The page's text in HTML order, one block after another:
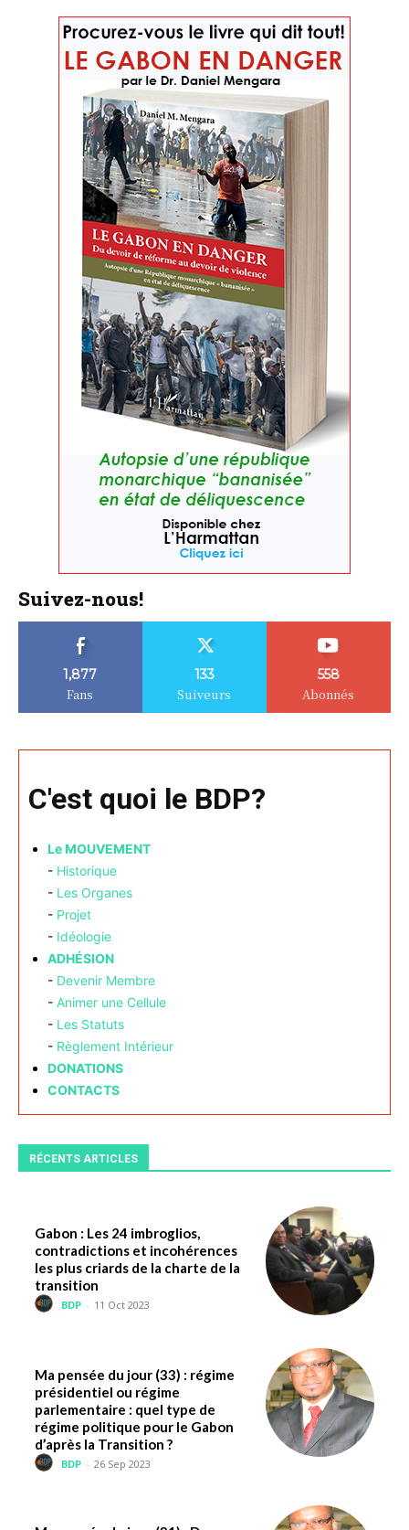
Suivez-nous!
1,877
Fans
133
Suiveurs
558
Abonnés
C'est quoi le BDP?
Le MOUVEMENT
- Historique
- Les Organes
- Projet
- Idéologie
ADHÉSION
- Devenir Membre
- Animer une Cellule
- Les Statuts
- Règlement Intérieur
DONATIONS
CONTACTS
RÉCENTS ARTICLES
Gabon : Les 24 imbroglios,
contradictions et incohérences
les plus criards de la charte de la
transition
BDP - 11 Oct 2023
Ma pensée du jour (33) : régime
présidentiel ou régime
parlementaire : quel type de
régime politique pour le Gabon
d’après la Transition ?
BDP - 26 Sep 2023